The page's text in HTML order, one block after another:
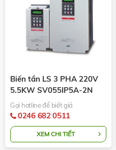
Biến tần LS 3 PHA 220V
5.5KW SV055IP5A-2N
Gọi hotline để biết giá
0246 682 0511
XEM CHI TIẾT